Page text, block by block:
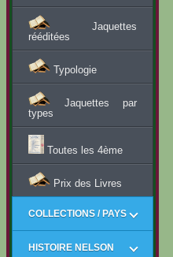
Jaquettes
rééditées
Typologie
Jaquettes par
types
Toutes les 4ème
Prix des Livres
COLLECTIONS / PAYS
HISTOIRE NELSON